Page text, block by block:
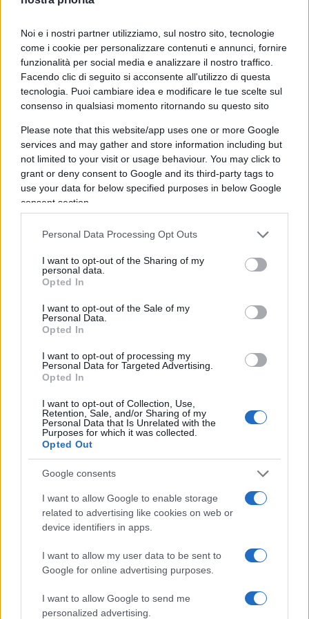
Noi e i nostri partner utilizziamo, sul nostro sito, tecnologie
come i cookie per personalizzare contenuti e annunci, fornire
funzionalità per social media e analizzare il nostro traffico.
Facendo clic di seguito si acconsente all'utilizzo di questa
tecnologia. Puoi cambiare idea e modificare le tue scelte sul
consenso in qualsiasi momento ritornando su questo sito
Please note that this website/app uses one or more Google
services and may gather and store information including but
not limited to your visit or usage behaviour. You may click to
grant or deny consent to Google and its third-party tags to
use your data for below specified purposes in below Google
consent section.
Personal Data Processing Opt Outs
I want to opt-out of the Sharing of my
personal data.
Opted In
I want to opt-out of the Sale of my
Personal Data.
Opted In
I want to opt-out of processing my
Personal Data for Targeted Advertising.
Opted In
I want to opt-out of Collection, Use,
Retention, Sale, and/or Sharing of my
Personal Data that Is Unrelated with the
Purposes for which it was collected.
Opted Out
Google consents
I want to allow Google to enable storage
related to advertising like cookies on web or
device identifiers in apps.
I want to allow my user data to be sent to
Google for online advertising purposes.
I want to allow Google to send me
personalized advertising.
conto che così condanna tre quarti dell’elettorato
fascista, pre- o para-fascista.
Le due anime si rivelano apertamente e
pubblicamente, senza alcun previo benestare del
segretario. Così, a destra, Calenda parla
apertamente di costruire da una costola del Pd un
nuovo partito, senza che si capisca quali siano le
vere intenzioni di Renzi; ma certo entrambi
condividono la politica immigratoria selettiva di
Minniti; e, a sinistra, in un abbraccio assai stretto,
Delrio e Fratoianni condizionano, con un ampio
richiamo pubblicitario, il totale assenso non solo
a porti, ma anche a frontiere marittime spalancate
rispetto a tutti i punti cardinali. Beh, se si lasciano
entrare i barchini, perché non lo si dovrebbe fare
ma dicendo così, non si tiene assolutamente
conto che i barchini sono solo l’ultima sofisticata
contro-misura dei mercanti di carni umane.
Contro-misura che consiste nel mettere in mare
una nave madre, che poi, ad una distanza di
sicurezza da Lampedusa, comunque fuori delle
acque territoriali italiane, li scarica fuori bordo,
affidandoli alla buona fortuna in mare e alla
umana solidarietà in terra italiana. La cosa è tanto
evidente che nell’intervista agli isolani, fatta
vedere nel corso di quella puntata televisiva, la
consapevolezza della “frode” è unanime, tanto da
vedere una totale concordanza pro-Salvini di uno
che si è dichiarato fascista e di uno che si è detto